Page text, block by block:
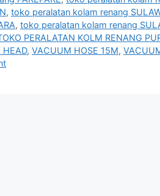
, toko peralatan kolam renang
, toko peralatan kolam renang
PERALATAN KOLM RENANG
, VACUUM HOSE 15M,